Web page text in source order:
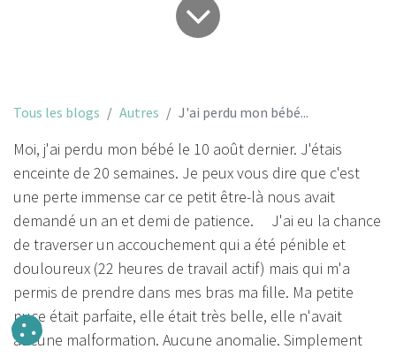
Tous les blogs Autres J'ai perdu mon bébé...
Moi, j'ai perdu mon bébé le 10 août dernier. J'étais
enceinte de 20 semaines. Je peux vous dire que c'est
une perte immense car ce petit être-là nous avait
demandé un an et demi de patience. J'ai eu la chance
de traverser un accouchement qui a été pénible et
douloureux (22 heures de travail actif) mais qui m'a
permis de prendre dans mes bras ma fille. Ma petite
puce était parfaite, elle était très belle, elle n'avait
aucune malformation. Aucune anomalie. Simplement